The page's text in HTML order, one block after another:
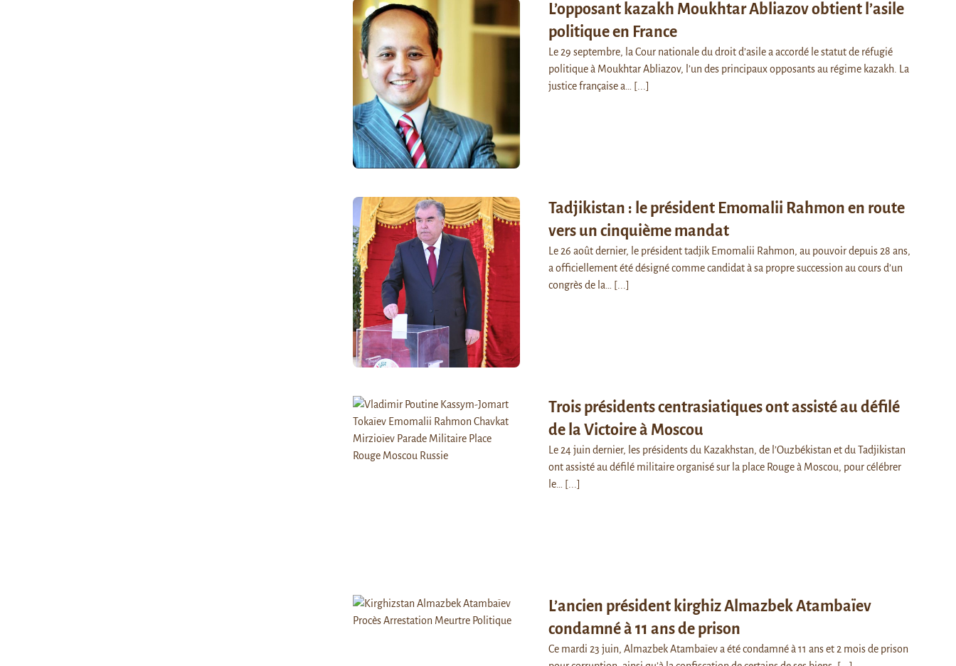
L’opposant kazakh Moukhtar Abliazov obtient l’asile
politique en France
Le 29 septembre, la Cour nationale du droit d’asile a accordé le statut de réfugié
politique à Moukhtar Abliazov, l’un des principaux opposants au régime kazakh. La
justice française a…
[...]
Tadjikistan : le président Emomalii Rahmon en route
vers un cinquième mandat
Le 26 août dernier, le président tadjik Emomalii Rahmon, au pouvoir depuis 28 ans,
a officiellement été désigné comme candidat à sa propre succession au cours d’un
congrès de la…
[...]
Trois présidents centrasiatiques ont assisté au défilé
de la Victoire à Moscou
Le 24 juin dernier, les présidents du Kazakhstan, de l’Ouzbékistan et du Tadjikistan
ont assisté au défilé militaire organisé sur la place Rouge à Moscou, pour célébrer
le…
[...]
L’ancien président kirghiz Almazbek Atambaïev
condamné à 11 ans de prison
Ce mardi 23 juin, Almazbek Atambaïev a été condamné à 11 ans et 2 mois de prison